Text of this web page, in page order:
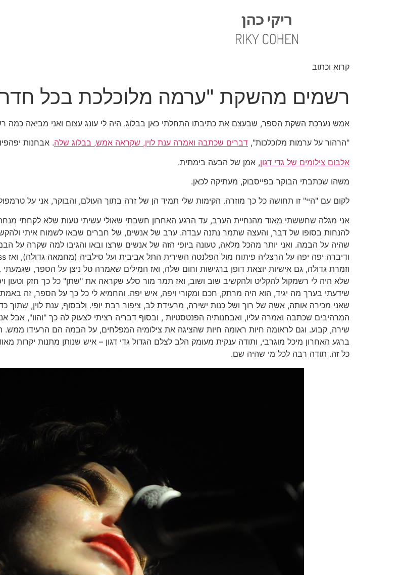
קרוא וכתוב
רשמים מהשקת "ערמה מלוכלכת בכל
אמש נערכת השקת הספר, שבעצם את כתיבתו התחלתי כאן בבלוג. היה לי עונג עצום ואני מביאה כמה
"הרהור על ערמות מלוכלכות", דברים שכתבה ואמרה ענת לוין, שקראה אמש, בבלוג שלה. אבחנות
אלבום צילומים של גדי דגון, אמן של הבעה בימתית.
משהו שכתבתי הבוקר בפייסבוק, מעתיקה לכאן.
לקום עם "היי" זו תחושה כל כך מוזרה. הקימות שלי תמיד הן של זרה בתוך העולם, והבוקר, אני על
אני מגלה שחששתי מאוד מהנחיית הערב, עד הרגע האחרון חשבתי שאולי עשיתי טעות שלא לקחתי
להנחות בסופו של דבר, והעצה שתמר נתנה עבדה. ערב של אנשים, של חברים שבאו לשמוח איתי
שהיה על הבמה. ואני יותר מהכל מלאה, טעונה ביופי הזה של אנשים שרצו ובאו והגיבו למה שקרה
וזמרת גדולה, גם אישיות יוצאת דופן ברגישות וחום שלה, ואז המילים שאמרה טל ניצן על הספר,
שלא היה לי רשמקול להקליט ולהקשיב שוב ושוב, ואז תמר מור סלע שקראה את "שתן" כל כך חזק וטעון
שידעתי בערך מה יגיד, הוא היה מרתק, חכם ומקורי ויפה, איש יפה. והחמיא לי כל כך על הספר, זה
שאני מכירה אותה, אשה של רוך ושל כנות ישירה, מרעידת לב, ציפור רבת יופי. ולבסוף, ענת לוין,
המרהיבים שכתבה ואמרה עליו, ואבחנותיה הפנטסטיות , ובסוף דבריה רציתי לצעוק לה כך "והוו", אבל
שירה, קבוע. וגם לראומה חיות ראומה חיות שהציגה את צילומיה המפלחים, על הבמה הם הרעידו
ברגע האחרון מיכל מוגרבי, ותודה ענקית מעומק הלב לצלם הגדול גדי דגון – איש שנותן מתנות יקרות
כל זה. תודה רבה לכל מי שהיה שם.